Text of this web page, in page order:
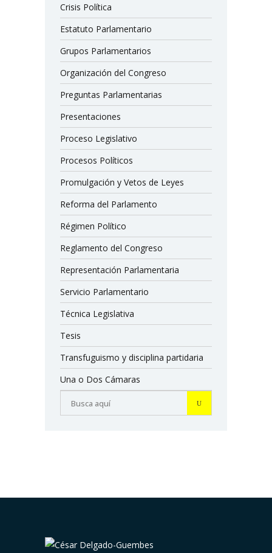
Crisis Política
Estatuto Parlamentario
Grupos Parlamentarios
Organización del Congreso
Preguntas Parlamentarias
Presentaciones
Proceso Legislativo
Procesos Políticos
Promulgación y Vetos de Leyes
Reforma del Parlamento
Régimen Político
Reglamento del Congreso
Representación Parlamentaria
Servicio Parlamentario
Técnica Legislativa
Tesis
Transfuguismo y disciplina partidaria
Una o Dos Cámaras